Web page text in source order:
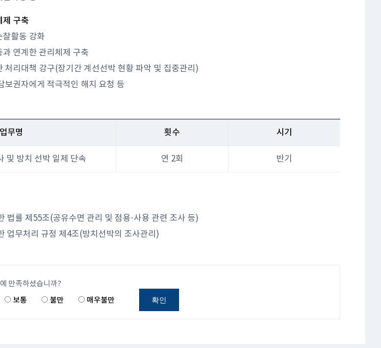
제 구축
찰활동 강화
연계한 관리체제 구축
처리대책 강구(장기간 계선선박 현황 파악 및 집중관리)
보권자에게 적극적인 해지 요청 등
무명 횟수 시기
및 방치 선박 일제 단속 연 2회 반기
법률 제55조(공유수면 관리 및 점용·사용 관련 조사 등)
업무처리 규정 제4조(방치선박의 조사관리)
만족하셨습니까?
보통 불만 매우불만 확인